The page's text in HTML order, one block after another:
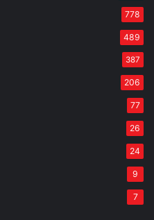
778
489
387
206
77
26
24
9
7